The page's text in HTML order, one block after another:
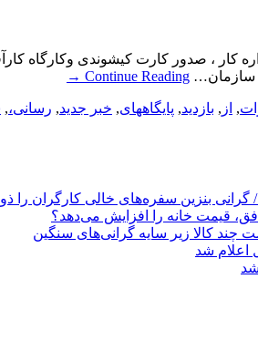
کار ، صدور کارت کیشوندی وکارگاه
سازمان… Continue Reading
→
, از , بازدید, پایگاههای, خبر جدید, رسانی،,
قیمت خانه را افزایش می‌دهد؟
چند کالا زیر سایه گرانی‌های سنگین
اعلام شد